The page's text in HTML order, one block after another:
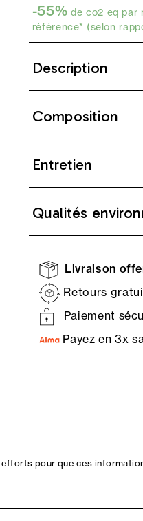
-55% de co2 eq par
référence* (selon
Description
Composition
Entretien
Qualités
Livraison
Retours
Paiement
Payez en 3x
pour que ces